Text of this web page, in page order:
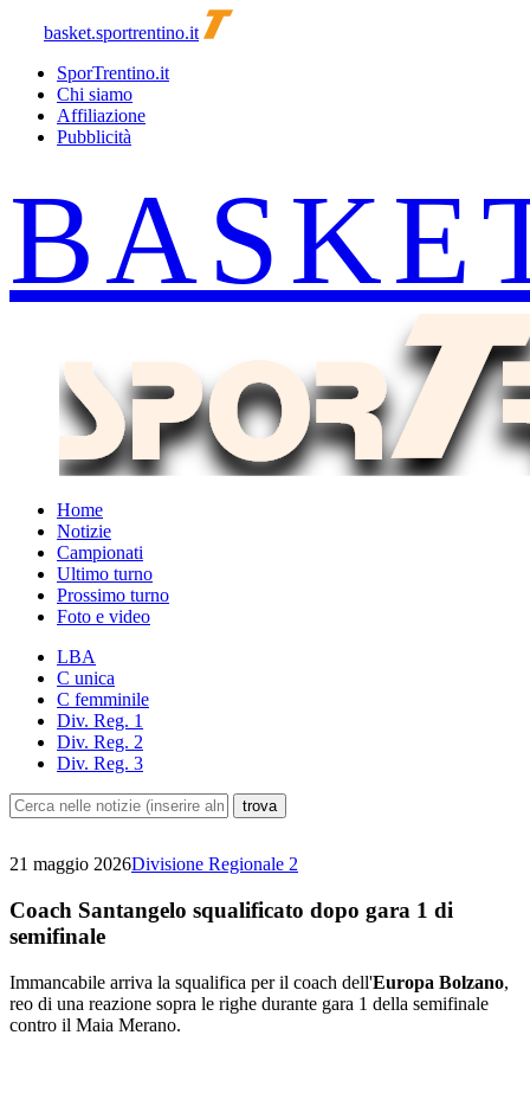
basket.sportrentino.it
SporTrentino.it
Chi siamo
Affiliazione
Pubblicità
Home
Notizie
Campionati
Ultimo turno
Prossimo turno
Foto e video
LBA
C unica
C femminile
Div. Reg. 1
Div. Reg. 2
Div. Reg. 3
21 maggio 2026Divisione Regionale 2
Coach Santangelo squalificato dopo gara 1 di
semifinale
Immancabile arriva la squalifica per il coach dell'Europa Bolzano,
reo di una reazione sopra le righe durante gara 1 della semifinale
contro il Maia Merano.